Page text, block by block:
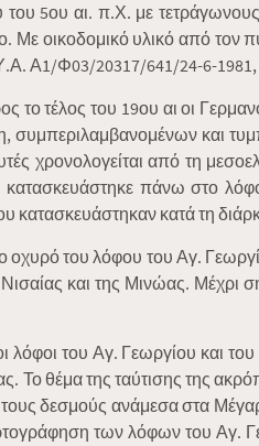
5ου αι. π.Χ. με
οικοδομικό υλικό από τον
Α1/Φ03/20317/641/24-6-
τέλος του 19ου αι οι
συμπεριλαμβανομένων και
χρονολογείται από τη
κατασκευάστηκε πάνω στο
κατασκευάστηκαν κατά τη
του λόφου του Αγ.
και της Μινώας. Μέχρι
λόφοι του Αγ. Γεωργίου και
θέμα της ταύτισης της
δεσμούς ανάμεσα στα
των λόφων του Αγ.